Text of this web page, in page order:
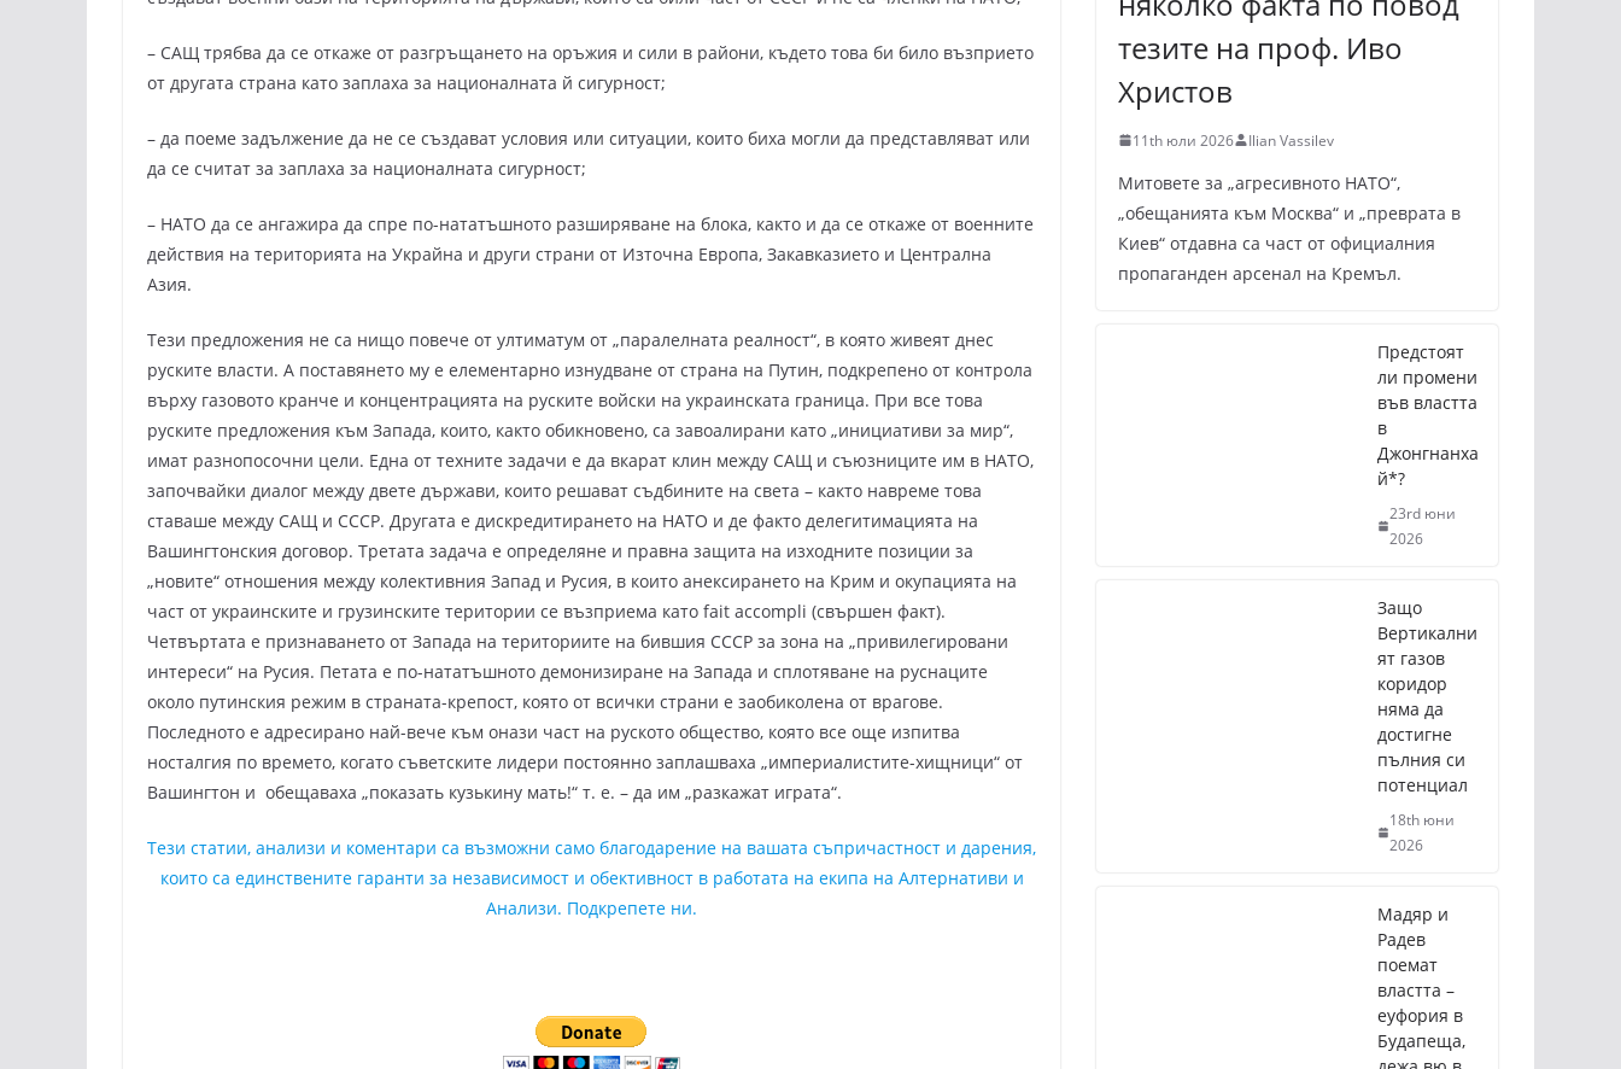
– САЩ трябва да се откаже от разгръщането на оръжия и сили в райони, където това би било възприето
от другата страна като заплаха за националната й сигурност;
– да поеме задължение да не се създават условия или ситуации, които биха могли да представляват или
да се считат за заплаха за националната сигурност;
– НАТО да се ангажира да спре по-нататъшното разширяване на блока, както и да се откаже от военните
действия на територията на Украйна и други страни от Източна Европа, Закавказието и Централна
Азия.
Тези предложения не са нищо повече от ултиматум от „паралелната реалност“, в която живеят днес
руските власти. А поставянето му е елементарно изнудване от страна на Путин, подкрепено от контрола
върху газовото кранче и концентрацията на руските войски на украинската граница. При все това
руските предложения към Запада, които, както обикновено, са завоалирани като „инициативи за мир“,
имат разнопосочни цели. Една от техните задачи е да вкарат клин между САЩ и съюзниците им в НАТО,
започвайки диалог между двете държави, които решават съдбините на света – както навреме това
ставаше между САЩ и СССР. Другата е дискредитирането на НАТО и де факто делегитимацията на
Вашингтонския договор. Третата задача е определяне и правна защита на изходните позиции за
„новите“ отношения между колективния Запад и Русия, в които анексирането на Крим и окупацията на
част от украинските и грузинските територии се възприема като fait accompli (свършен факт).
Четвъртата е признаването от Запада на териториите на бившия СССР за зона на „привилегировани
интереси“ на Русия. Петата е по-нататъшното демонизиране на Запада и сплотяване на руснаците
около путинския режим в страната-крепост, която от всички страни е заобиколена от врагове.
Последното е адресирано най-вече към онази част на руското общество, която все още изпитва
носталгия по времето, когато съветските лидери постоянно заплашваха „империалистите-хищници“ от
Вашингтон и обещаваха „показать кузькину мать!“ т. е. – да им „разкажат играта“.
Тези статии, анализи и коментари са възможни само благодарение на вашата съпричастност и дарения,
които са единствените гаранти за независимост и обективност в работата на екипа на Алтернативи и
Анализи. Подкрепете ни.
тезите на проф. Иво
Христов
11th юли 2026 Ilian Vassilev
Митовете за „агресивното НАТО“,
„обещанията към Москва“ и „преврата в
Киев“ отдавна са част от официалния
пропаганден арсенал на Кремъл.
Предстоят
ли промени
във властта
в
Джонгнанха
й*?
23rd юни
2026
Защо
Вертикални
ят газов
коридор
няма да
достигне
пълния си
потенциал
18th юни
2026
Мадяр и
Радев
поемат
властта –
еуфория в
Будапеща,